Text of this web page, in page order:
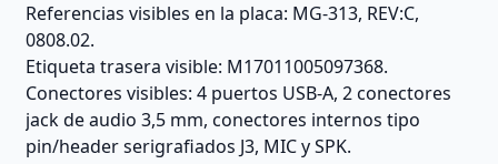
Referencias visibles en la placa: MG-313, REV:C,
0808.02.
Etiqueta trasera visible: M17011005097368.
Conectores visibles: 4 puertos USB-A, 2 conectores
jack de audio 3,5 mm, conectores internos tipo
pin/header serigrafiados J3, MIC y SPK.